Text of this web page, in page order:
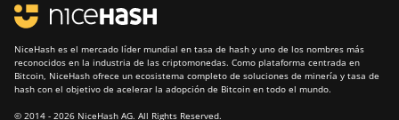
NiceHash es el mercado líder mundial en tasa de hash y uno de los nombres más
reconocidos en la industria de las criptomonedas. Como plataforma centrada en
Bitcoin, NiceHash ofrece un ecosistema completo de soluciones de minería y tasa de
hash con el objetivo de acelerar la adopción de Bitcoin en todo el mundo.
© 2014 - 2026 NiceHash AG. All Rights Reserved.